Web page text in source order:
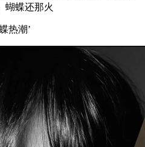
蝴蝶还那火
热潮’